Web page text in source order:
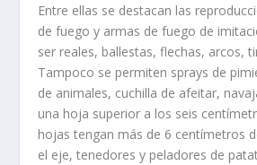
Entre ellas se destacan las
de fuego y armas de fuego de
ser reales, ballestas, flechas, arcos,
Tampoco se permiten sprays de
de animales, cuchilla de afeitar,
una hoja superior a los seis
hojas tengan más de 6 centímetros
el eje, tenedores y peladores de